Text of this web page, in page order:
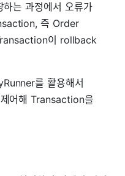
는 과정에서 오류가
즉 Order
이 rollback
를 활용해서
어해 Transaction을